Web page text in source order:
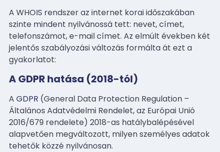
A WHOIS rendszer az internet korai időszakában
szinte mindent nyilvánossá tett: nevet, címet,
telefonszámot, e-mail címet. Az elmúlt években két
jelentős szabályozási változás formálta át ezt a
gyakorlatot:
A GDPR hatása (2018-tól)
A GDPR (General Data Protection Regulation –
Általános Adatvédelmi Rendelet, az Európai Unió
2016/679 rendelete) 2018-as hatálybalépésével
alapvetően megváltozott, milyen személyes adatok
tehetők közzé nyilvánosan.